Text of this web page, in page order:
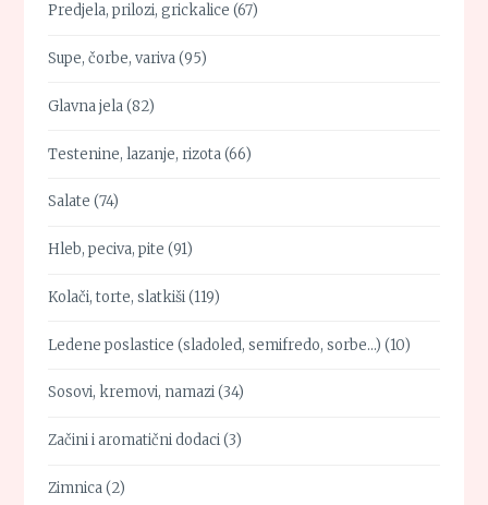
Predjela, prilozi, grickalice (67)
Supe, čorbe, variva(95)
Glavna jela(82)
Testenine, lazanje, rizota(66)
Salate (74)
Hleb, peciva, pite (91)
Kolači, torte, slatkiši(119)
Ledene poslastice (sladoled, semifredo, sorbe…) (10)
Sosovi, kremovi, namazi(34)
Začini i aromatični dodaci(3)
Zimnica(2)